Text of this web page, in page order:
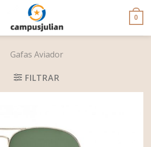
0
Gafas Aviador
FILTRAR